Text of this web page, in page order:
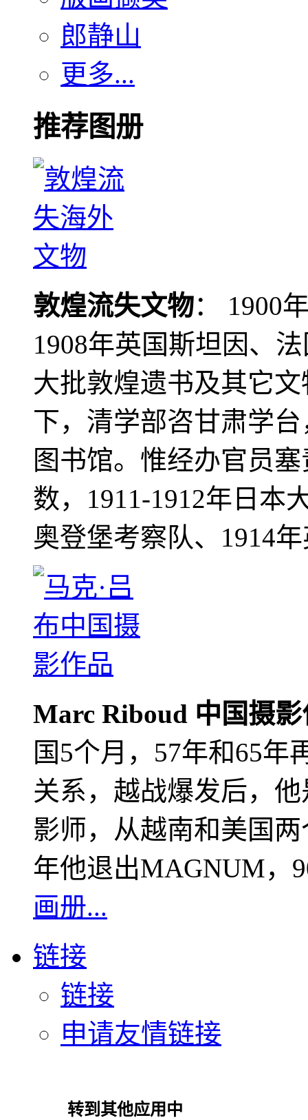
郎静山
更多...
推荐图册
敦煌流失文物： 1900
1908年英国斯坦因、
大批敦煌遗书及其它
下，清学部咨甘肃学
图书馆。惟经办官员
数，1911-1912年日本
奥登堡考察队、1914
Marc Riboud 中国摄
国5个月，57年和65年
关系，越战爆发后，
影师，从越南和美国
年他退出MAGNUM，
画册...
链接
链接
申请友情链接
转到其他应用中